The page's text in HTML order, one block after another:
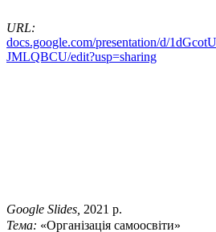
URL:
docs.google.com/presentation/d/
JMLQBCU/edit?usp=sharing
Google Slides, 2021 р.
Тема: «Організація самоосвіти»